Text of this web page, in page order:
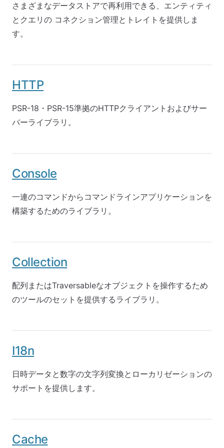
さまざまなデータストアで再利用できる、エンティティ
とクエリの コネクション管理とトレイトを提供しま
す。
HTTP
PSR-18・PSR-15準拠のHTTPクライアントおよびサー
バーライブラリ。
Console
一連のコマンドからコマンドラインアプリケーションを
構築するためのライブラリ。
Collection
配列またはTraversableなオブジェクトを操作するため
のツールのセットを提供するライブラリ。
I18n
日時データと数字の文字列変換とローカリゼーションの
サポートを提供します。
Cache